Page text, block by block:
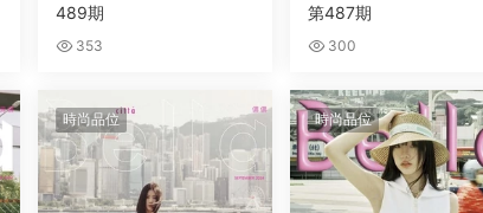
489期
353
第487期
300
時尚品位 時尚品位